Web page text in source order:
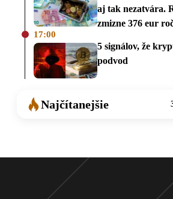
aj tak nezatvára.
zmizne 376 eur
17:00
5 signálov, že
podvod
Najčítanejšie